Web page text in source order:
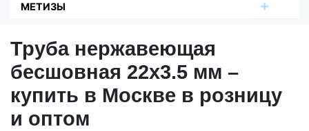
МЕТИЗЫ
Труба нержавеющая
бесшовная 22х3.5 мм –
купить в Москве в розницу
и оптом